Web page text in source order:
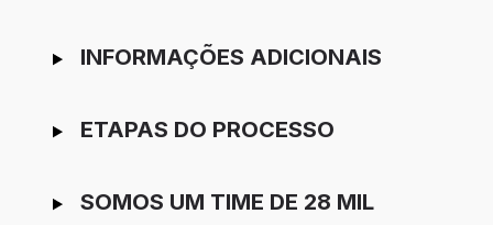
INFORMAÇÕES ADICIONAIS
ETAPAS DO PROCESSO
SOMOS UM TIME DE 28 MIL